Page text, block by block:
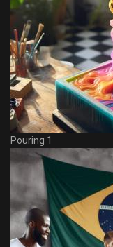
Pouring 1